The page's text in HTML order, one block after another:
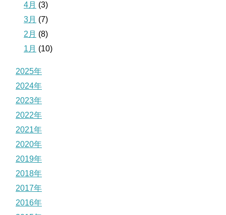
4月 (3)
3月 (7)
2月 (8)
1月 (10)
2025年
2024年
2023年
2022年
2021年
2020年
2019年
2018年
2017年
2016年